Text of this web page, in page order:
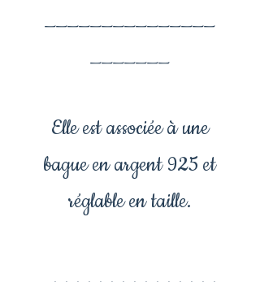
_______________
_______
Elle est associée à une
bague en argent 925 et
réglable en taille.
_______________